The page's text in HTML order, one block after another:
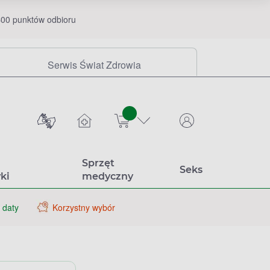
punktów odbioru
Serwis Świat Zdrowia
sztuk
Sprzęt
medyczny
Seks
daty Korzystny wybór